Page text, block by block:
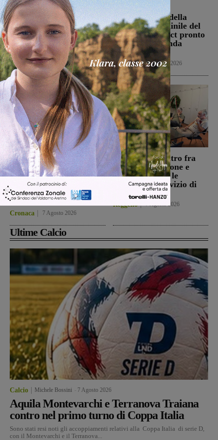
Incendio nel bosco della
Trappola. Soccorsi sul
posto per spegnere le
fiamme
Cronaca 7 Agosto 2026
Il progetto di
valorizzazione della
pallavolo femminile del
Valdarno Project pronto
per la sua seconda
stagione
Pallavolo 7 Agosto 2026
Loro, auto in fiamme in
località Trevane: brucia
anche la vegetazione.
Intervento di Vigili del
fuoco e volontari
antincendio
Cronaca 7 Agosto 2026
Reggello: incontro fra
l’Amministrazione e
Alia, sul tavolo le
criticità nel servizio di
raccolta rifiuti
Reggello 7 Agosto 2026
Ultime Calcio
Calcio Michele Bossini 7 Agosto 2026
Aquila Montevarchi e Terranova Traiana
contro nel primo turno di Coppa Italia
Sono stati resi noti gli accoppiamenti relativi alla Coppa Italia di serie D,
con il Montevarchi e il Terranova...